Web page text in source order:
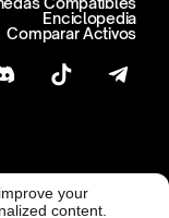
Enciclopedia
Comparar Activos
Freedx 2026
your
content.